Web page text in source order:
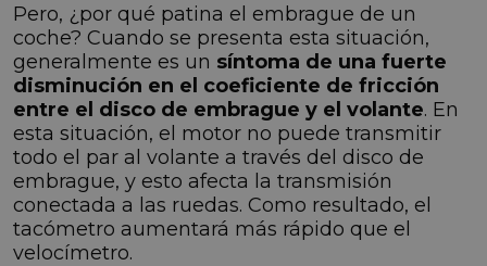
Pero, ¿por qué patina el embrague de un
coche? Cuando se presenta esta situación,
generalmente es un síntoma de una fuerte
disminución en el coeficiente de fricción
entre el disco de embrague y el volante. En
esta situación, el motor no puede transmitir
todo el par al volante a través del disco de
embrague, y esto afecta la transmisión
conectada a las ruedas. Como resultado, el
tacómetro aumentará más rápido que el
velocímetro.